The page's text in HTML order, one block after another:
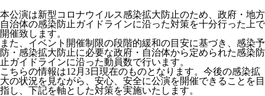
本公演は新型コロナウイルス感染拡大防止のため、政府・地方
自治体の感染防止ガイドラインに沿った対策を十分行った上で
開催致します。
また、イベント開催制限の段階的緩和の目安に基づき、感染予
防・感染拡大防止に必要な政府・自治体から定められた感染防
止ガイドラインに沿った動員数で行います。
こちらの情報は12月3日現在のものとなります。今後の感染拡
大の状況を見ながら、安心、安全に公演を開催できることを目
指し、下記を軸とした対策を実施いたします。